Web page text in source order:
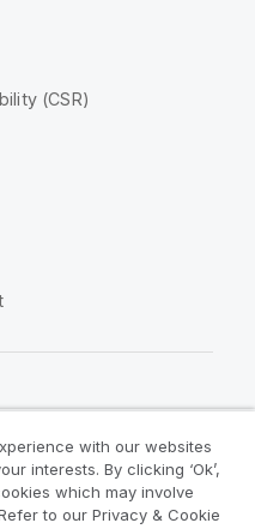
(CSR)
Policies
with our websites
interests. By clicking ‘Ok’,
which may involve
to our Privacy & Cookie